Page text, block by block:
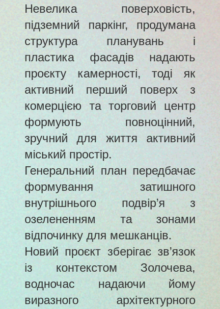
Невелика поверховість,
підземний паркінг, продумана
структура планувань і
пластика фасадів надають
проєкту камерності, тоді як
активний перший поверх з
комерцією та торговий центр
формують повноцінний,
зручний для життя активний
міський простір.
Генеральний план передбачає
формування затишного
внутрішнього подвір’я з
озелененням та зонами
відпочинку для мешканців.
Новий проєкт зберігає зв’язок
із контекстом Золочева,
водночас надаючи йому
виразного архітектурного